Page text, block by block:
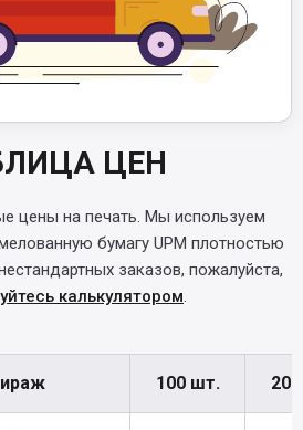
ЦЕН
цены на печать. Мы используем
бумагу UPM плотностью
заказов, пожалуйста,
калькулятором.
100 шт.